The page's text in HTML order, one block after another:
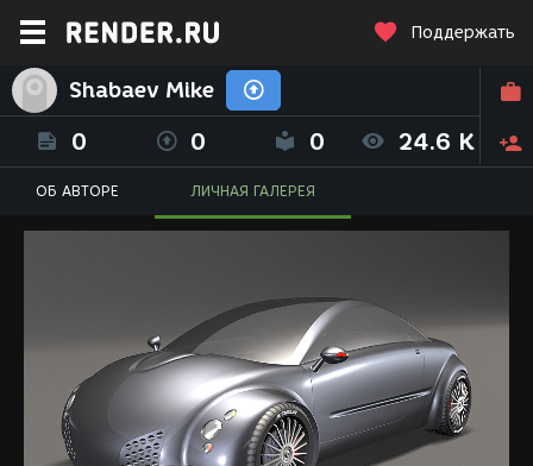
Поддержать
Shabaev Mike
0 0 0 24.6 K
ОБ АВТОРЕ ЛИЧНАЯ ГАЛЕРЕЯ